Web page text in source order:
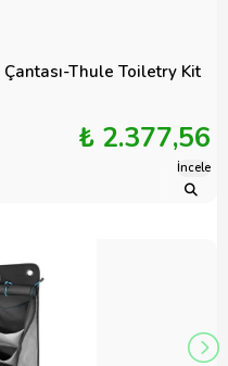
Thule Toiletry Kit
₺ 2.377,56
İncele